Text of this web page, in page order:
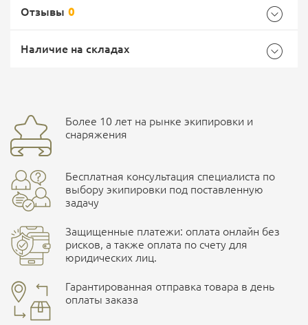
Доставка Почтой России
EMS Почта России
Доставка курьерской службой СДЭК -
Наличные при самовывозе
Цвет Multicam
Бренд
Страна производитель
Характеристики одежды
Цвет
Отзывы 0
Ваш отзыв
Наличие на складах
улица Маяковского, 10
ПОДРОБНЕЕ О СКЛАДЕ
Более 10 лет на рынке экипировки и
снаряжения
Бесплатная консультация специалиста по
выбору экипировки под поставленную
задачу
Защищенные платежи: оплата онлайн без
рисков, а также оплата по счету для
юридических лиц.
Гарантированная отправка товара в день
оплаты заказа